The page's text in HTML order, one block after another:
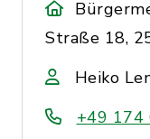
Straße 18,
Heiko
+49 174